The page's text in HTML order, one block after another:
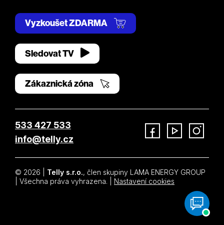
Vyzkoušet ZDARMA
Sledovat TV
Zákaznická zóna
533 427 533
info@telly.cz
© 2026 | Telly s.r.o., člen skupiny LAMA ENERGY GROUP
| Všechna práva vyhrazena. | Nastavení cookies